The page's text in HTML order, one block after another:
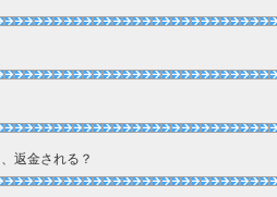
返金される？